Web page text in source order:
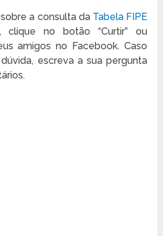
a consulta da Tabela FIPE
no botão “Curtir” ou
amigos no Facebook. Caso
escreva a sua pergunta